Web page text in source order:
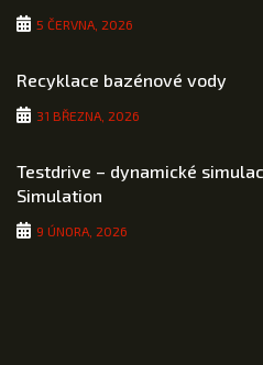
5 ČERVNA, 2026
Recyklace bazénové vody
31 BŘEZNA, 2026
Testdrive – dynamické
Simulation
9 ÚNORA, 2026